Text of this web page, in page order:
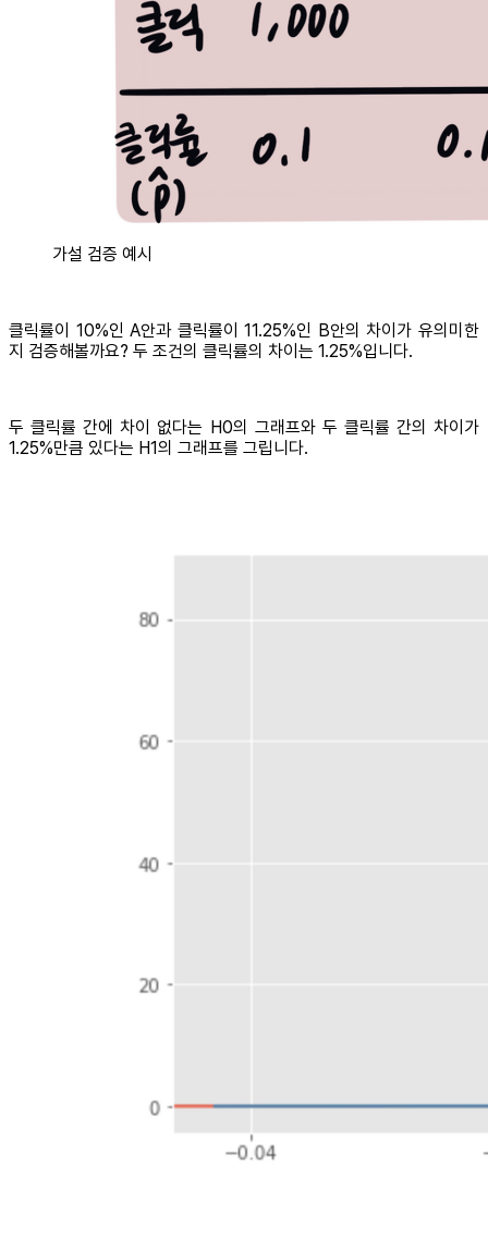
가설 검증 예시
클릭률이 10%인 A안과 클릭률이 11.25%인 B안의 차이가 유의미한
지 검증해볼까요? 두 조건의 클릭률의 차이는 1.25%입니다.
두 클릭률 간에 차이 없다는 H0의 그래프와 두 클릭률 간의 차이가
1.25%만큼 있다는 H1의 그래프를 그립니다.